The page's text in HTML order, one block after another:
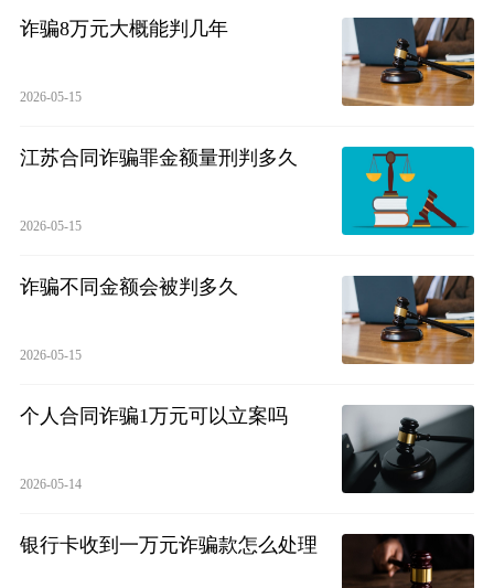
诈骗8万元大概能判几年
2026-05-15
江苏合同诈骗罪金额量刑判多久
2026-05-15
诈骗不同金额会被判多久
2026-05-15
个人合同诈骗1万元可以立案吗
2026-05-14
银行卡收到一万元诈骗款怎么处理